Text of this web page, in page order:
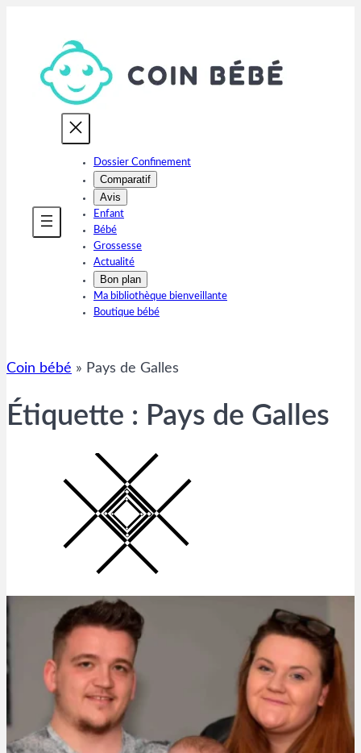
contenu
Dossier Confinement
Comparatif
Avis
Enfant
Bébé
Grossesse
Actualité
Bon plan
Ma bibliothèque bienveillante
Boutique bébé
Coin bébé » Pays de Galles
Étiquette : Pays de Galles